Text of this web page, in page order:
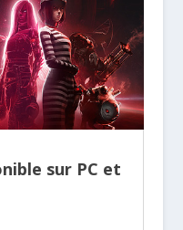
sur PC et